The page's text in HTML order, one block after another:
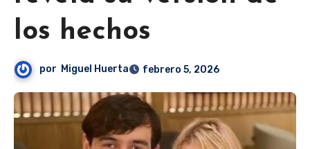
los hechos
por Miguel Huerta febrero 5, 2026